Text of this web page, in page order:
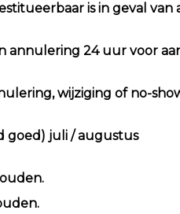
is in geval
annulering 24 uur voor
wijziging of no-
goed) juli / augustus